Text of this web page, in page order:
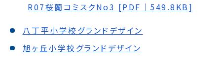
R07桜蘭コミスクNo3 [PDF｜549.8KB]
八丁平小学校グランドデザイン
旭ヶ丘小学校グランドデザイン